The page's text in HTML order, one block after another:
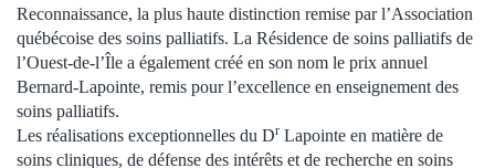
Reconnaissance, la plus haute distinction remise par l’Association
québécoise des soins palliatifs. La Résidence de soins palliatifs de
l’Ouest-de-l’Île a également créé en son nom le prix annuel
Bernard-Lapointe, remis pour l’excellence en enseignement des
soins palliatifs.
Les réalisations exceptionnelles du Dr Lapointe en matière de
soins cliniques, de défense des intérêts et de recherche en soins